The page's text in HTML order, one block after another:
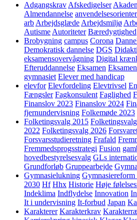
Adgangskrav Afskedigelser
Almendannelse
arb Arbejdsglæde Arbejdsmiljø
Autisme Autoriteter Bæredygtighed
Brobygning campus Corona
Demokratisk dannelse DGS
eksamensovervågning Digital
Efteruddannelse Eksamen
gymnasiet Elever med handicap
elevfor Elevfordeling Elevtrivsel
Fængsler Fagkonsulent Faglighed
Finanslov 2023 Finanslov 2024
fjernundervisning Folkemøde 2023
Folketingsvalg 2015
2022 Folketingsvalg 2026
Forsvarsstudieretning Frafald
Fremmedsprogsstrategi Fusion
hovedbestyrelsesvalg GLs
Grundforløb Gruppearbejde
Gymnasielukning Gymnasiereform
2030 Hf Hhx Historie Høje
Indeklima Indflydelse Innovation
It i undervisning It-forbud Japan
Karakterer Karakterkrav